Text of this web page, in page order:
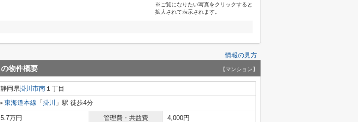
※ご覧になりたい写真をクリックすると
拡大されて表示されます。
情報の見方
の物件概要 【マンション】
静岡県掛川市南 １丁目
東海道本線 「 掛川 」駅 徒歩4分
5.7万円 管理費・共益費
4,000円